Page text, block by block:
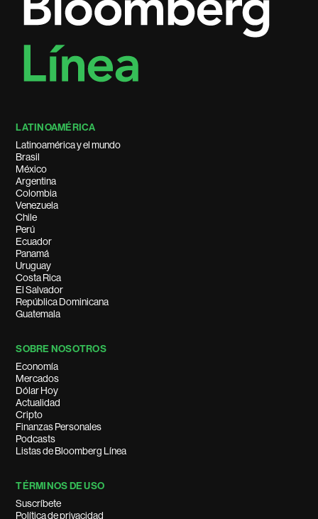
LATINOAMÉRICA
Latinoamérica y el mundo
Brasil
México
Argentina
Colombia
Venezuela
Chile
Perú
Ecuador
Panamá
Uruguay
Costa Rica
El Salvador
República Dominicana
Guatemala
SOBRE NOSOTROS
Economía
Mercados
Dólar Hoy
Actualidad
Cripto
Finanzas Personales
Podcasts
Listas de Bloomberg Línea
TÉRMINOS DE USO
Suscríbete
Política de privacidad